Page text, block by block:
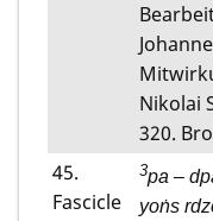
Nikolai
320.
45.
Fascicle
3pa –
yoṅs